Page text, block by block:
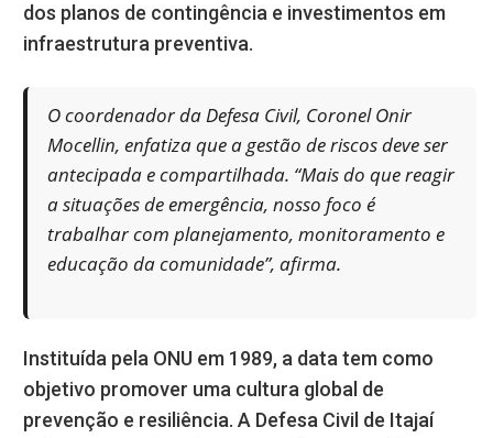
dos planos de contingência e investimentos em
infraestrutura preventiva.
O coordenador da Defesa Civil, Coronel Onir
Mocellin, enfatiza que a gestão de riscos deve ser
antecipada e compartilhada. “Mais do que reagir
a situações de emergência, nosso foco é
trabalhar com planejamento, monitoramento e
educação da comunidade”, afirma.
Instituída pela ONU em 1989, a data tem como
objetivo promover uma cultura global de
prevenção e resiliência. A Defesa Civil de Itajaí